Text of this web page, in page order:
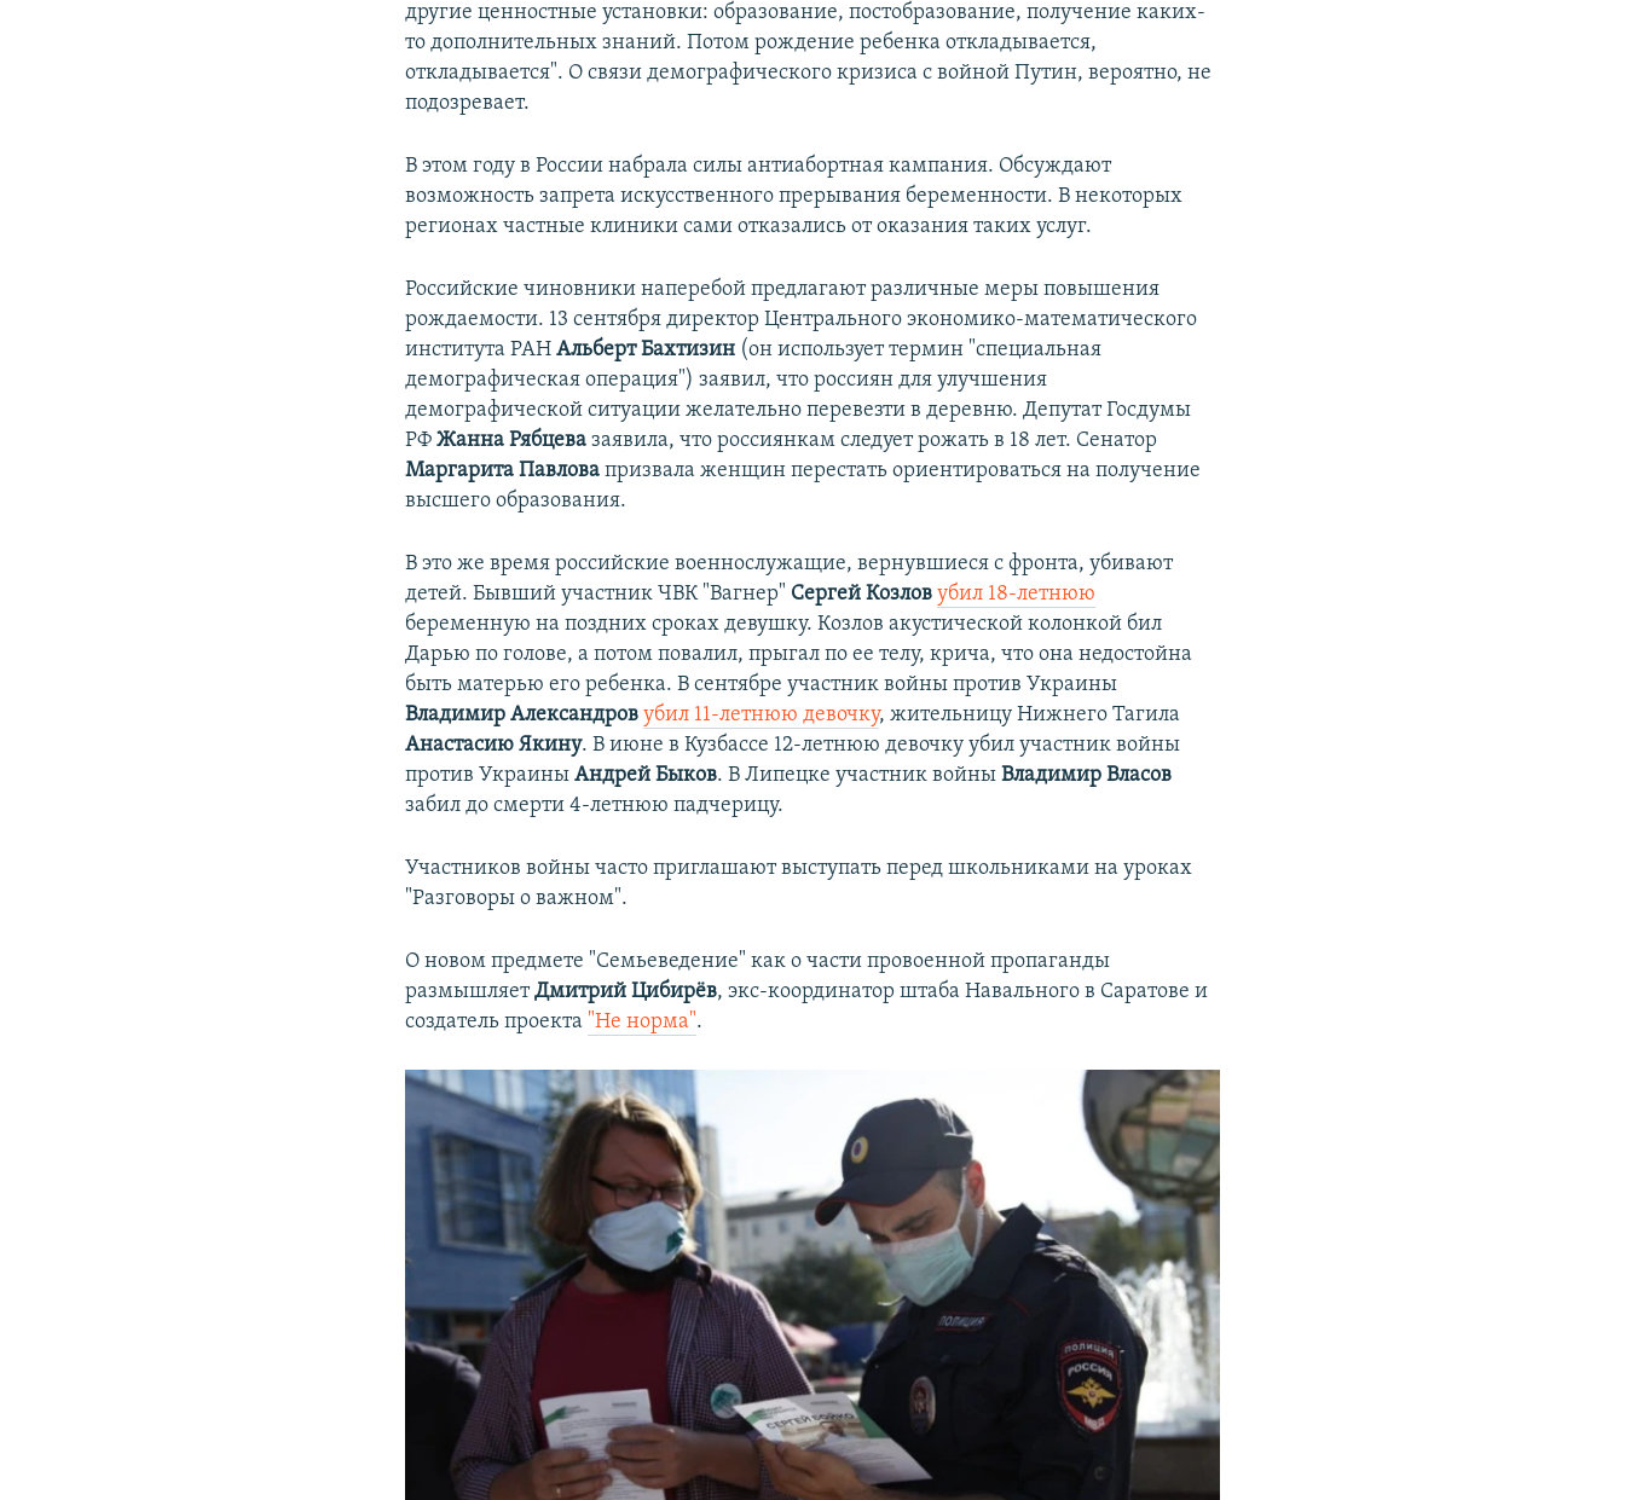
другие ценностные установки: образование, постобразование, получение каких-
то дополнительных знаний. Потом рождение ребенка откладывается,
откладывается". О связи демографического кризиса с войной Путин, вероятно, не
подозревает.
В этом году в России набрала силы антиабортная кампания. Обсуждают
возможность запрета искусственного прерывания беременности. В некоторых
регионах частные клиники сами отказались от оказания таких услуг.
Российские чиновники наперебой предлагают различные меры повышения
рождаемости. 13 сентября директор Центрального экономико-математического
института РАНАльберт Бахтизин (он использует термин "специальная
демографическая операция") заявил, что россиян для улучшения
демографической ситуации желательно перевезти в деревню. Депутат Госдумы
РФ Жанна Рябцева заявила, что россиянкам следует рожать в 18 лет. Сенатор
Маргарита Павлова призвала женщин перестать ориентироваться на получение
высшего образования.
В это же время российские военнослужащие, вернувшиеся с фронта, убивают
детей. Бывший участник ЧВК "Вагнер" Сергей Козлов убил 18-летнюю
беременную на поздних сроках девушку. Козлов акустической колонкой бил
Дарью по голове, а потом повалил, прыгал по ее телу, крича, что она недостойна
быть матерью его ребенка. В сентябре участник войны против Украины
Владимир Александров убил 11-летнюю девочку, жительницу Нижнего Тагила
Анастасию Якину. В июне в Кузбассе 12-летнюю девочку убил участник войны
против УкраиныАндрей Быков. В Липецке участник войныВладимир Власов
забил до смерти 4-летнюю падчерицу.
Участников войны часто приглашают выступать перед школьниками на уроках
"Разговоры о важном".
О новом предмете "Семьеведение" как о части провоенной пропаганды
размышляетДмитрий Цибирёв, экс-координатор штаба Навального в Саратове и
создатель проекта "Не норма".